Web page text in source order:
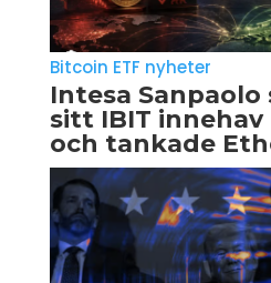
Bitcoin ETF nyheter
Intesa Sanpaolo
sitt IBIT innehav
och tankade